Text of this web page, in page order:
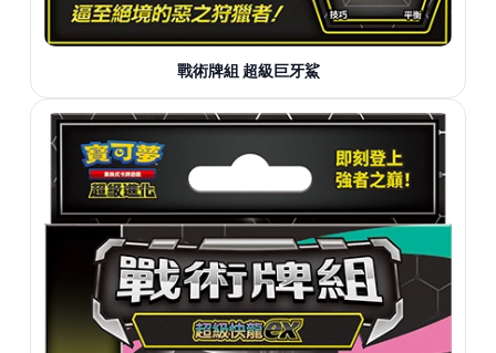
戰術牌組 超級巨牙鯊